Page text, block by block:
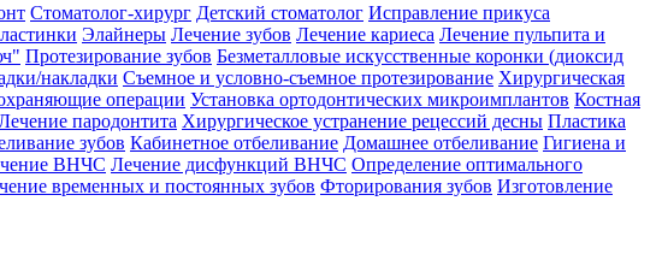
Стоматолог-хирург Детский стоматолог Исправление прикуса
Элайнеры Лечение зубов Лечение кариеса Лечение пульпита и
Протезирование зубов Безметалловые искусственные коронки (диоксид
накладки Съемное и условно-съемное протезирование Хирургическая
операции Установка ортодонтических микроимплантов Костная
пародонтита Хирургическое устранение рецессий десны Пластика
зубов Кабинетное отбеливание Домашнее отбеливание Гигиена и
ВНЧС Лечение дисфункций ВНЧС Определение оптимального
временных и постоянных зубов Фторирования зубов Изготовление